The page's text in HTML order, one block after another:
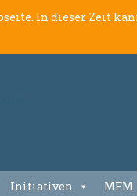
In dieser Zeit
Initiativen MFM